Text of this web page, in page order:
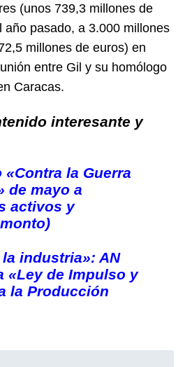
(unos 739,3 millones de
año pasado, a 3.000 millones
millones de euros) en
entre Gil y su homólogo
Caracas.
interesante y
«Contra la Guerra
de mayo a
activos y
industria»: AN
«Ley de Impulso y
la Producción